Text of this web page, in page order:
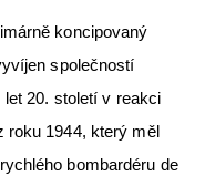
koncipovaný
společností
let 20. století v reakci
roku 1944, který měl
bombardéru de